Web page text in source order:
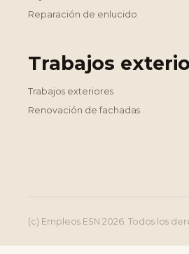
Reparación de enlucido
Trabajos
Trabajos exteriores
Renovación de fachadas
(c) Empleos ESN 2026. Todos los